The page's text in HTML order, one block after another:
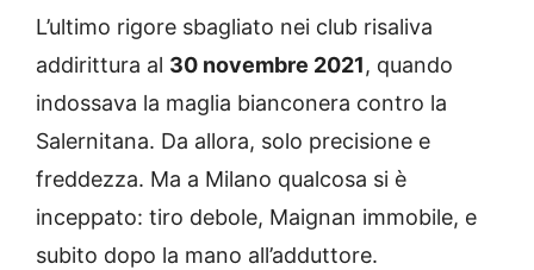
L’ultimo rigore sbagliato nei club risaliva
addirittura al 30 novembre 2021, quando
indossava la maglia bianconera contro la
Salernitana. Da allora, solo precisione e
freddezza. Ma a Milano qualcosa si è
inceppato: tiro debole, Maignan immobile, e
subito dopo la mano all’adduttore.